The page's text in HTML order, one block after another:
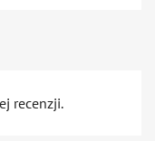
recenzji.